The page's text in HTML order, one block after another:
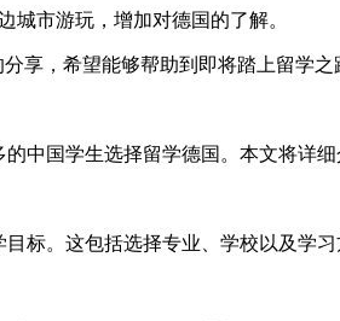
城市游玩，增加对德国的了解。
享，希望能够帮助到即将踏上留学
中国学生选择留学德国。本文将详
标。这包括选择专业、学校以及学